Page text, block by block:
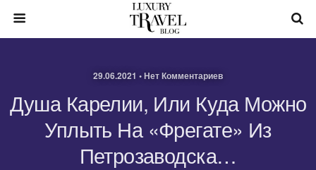
29.06.2021 • Нет Комментариев
Душа Карелии, Или Куда Можно
Уплыть На «Фрегате» Из
Петрозаводска…